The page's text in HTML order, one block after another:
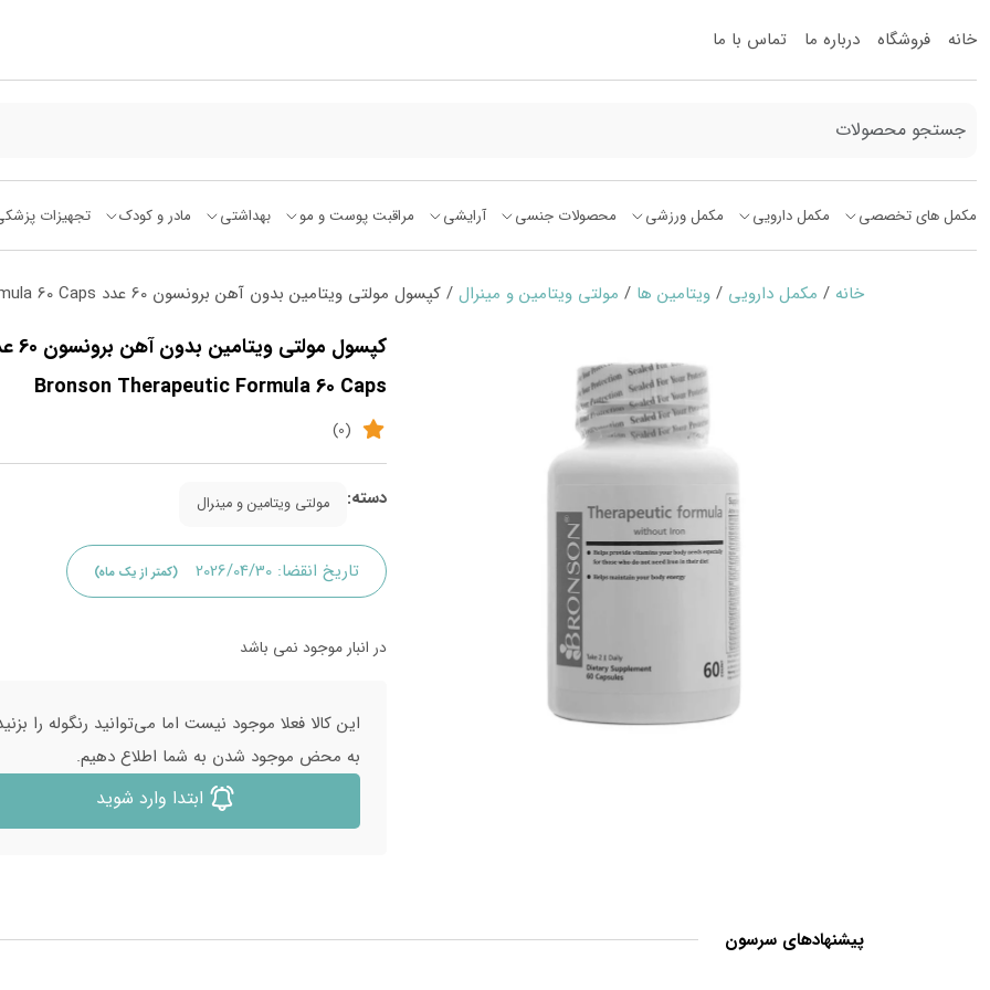
خانه فروشگاه درباره ما تماس با ما
مکمل های تخصصی مکمل دارویی مکمل ورزشی محصولات جنسی آرایشی مراقبت پوست و مو بهداشتی مادر و کودک تجهیزات
خانه / مکمل دارویی / ویتامین ها / مولتی ویتامین و مینرال / کپسول مولتی ویتامین بدون آهن برونسون 60 عدد Bronson Therapeutic Formula 60 Caps
کپسول
Bronson Therapeutic Formula 60 Caps
(0)
دسته: مولتی ویتامین و مینرال
تاریخ انقضا:2026/04/30 (کمتر از یک ماه)
در انبار موجود نمی باشد
این کالا فعلا موجود نیست اما می‌توانید رنگوله را
به محض موجود شدن به شما اطلاع دهیم.
ابتدا وارد شوید
پیشنهادهای سرسون